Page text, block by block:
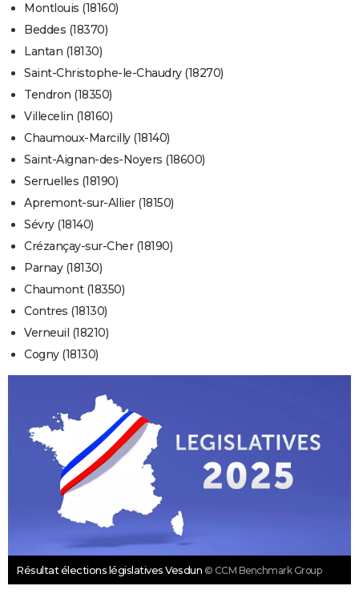
Montlouis (18160)
Beddes (18370)
Lantan (18130)
Saint-Christophe-le-Chaudry (18270)
Tendron (18350)
Villecelin (18160)
Chaumoux-Marcilly (18140)
Saint-Aignan-des-Noyers (18600)
Serruelles (18190)
Apremont-sur-Allier (18150)
Sévry (18140)
Crézançay-sur-Cher (18190)
Parnay (18130)
Chaumont (18350)
Contres (18130)
Verneuil (18210)
Cogny (18130)
Résultat élections législatives Vesdun © CCM Benchmark Group